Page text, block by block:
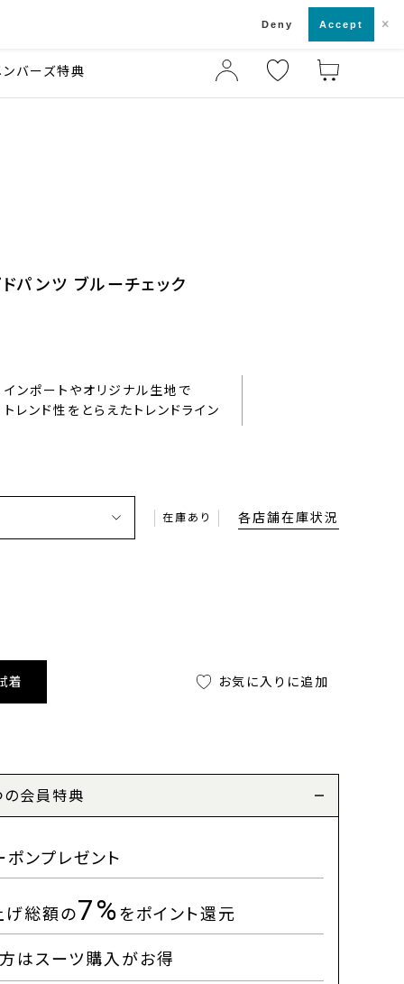
ンバーズ特典
パンツ ブルーチェック
インポートやオリジナル生地で
トレンド性をとらえたトレンドライン
在庫あり 各店舗在庫状況
着 お気に入りに追加
の会員特典
ポンプレゼント
げ総額の7%をポイント還元
はスーツ購入がお得
Deny Accept ×